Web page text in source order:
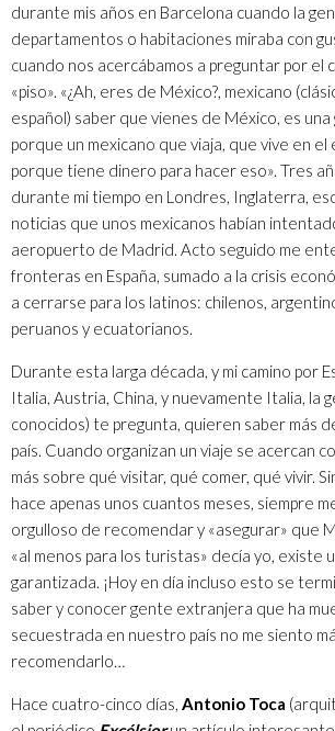
durante mis años en Barcelona cuando la
departamentos o habitaciones miraba con
cuando nos acercábamos a preguntar por el
«piso». «¿Ah, eres de México?, mexicano
español) saber que vienes de México, es
porque un mexicano que viaja, que vive en
porque tiene dinero para hacer eso». Tres
durante mi tiempo en Londres, Inglaterra,
noticias que unos mexicanos habían
aeropuerto de Madrid. Acto seguido me
fronteras en España, sumado a la crisis
a cerrarse para los latinos: chilenos,
peruanos y ecuatorianos.
Durante esta larga década, y mi camino por
Italia, Austria, China, y nuevamente Italia, la
conocidos) te pregunta, quieren saber más
país. Cuando organizan un viaje se acercan
más sobre qué visitar, qué comer, qué vivir.
hace apenas unos cuantos meses, siempre
orgulloso de recomendar y «asegurar» que
«al menos para los turistas» decía yo, existe
garantizada. ¡Hoy en día incluso esto se
saber y conocer gente extranjera que ha
secuestrada en nuestro país no me siento
recomendarlo…
Hace cuatro-cinco días, Antonio Toca